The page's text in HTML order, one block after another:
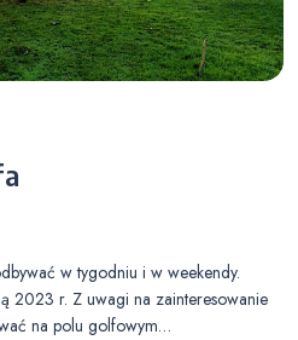
w tygodniu i w weekendy.
2023 r. Z uwagi na zainteresowanie
na polu golfowym…